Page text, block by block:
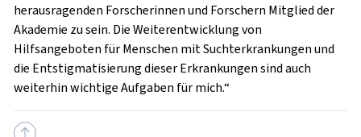
herausragenden Forscherinnen und Forschern Mitglied der
Akademie zu sein. Die Weiterentwicklung von
Hilfsangeboten für Menschen mit Suchterkrankungen und
die Entstigmatisierung dieser Erkrankungen sind auch
weiterhin wichtige Aufgaben für mich.“